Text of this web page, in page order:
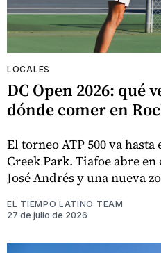
LOCALES
DC Open 2026: qué
dónde comer en
El torneo ATP 500 va hasta
Creek Park. Tiafoe abre en
José Andrés y una nueva
EL TIEMPO LATINO TEAM
27 de julio de 2026